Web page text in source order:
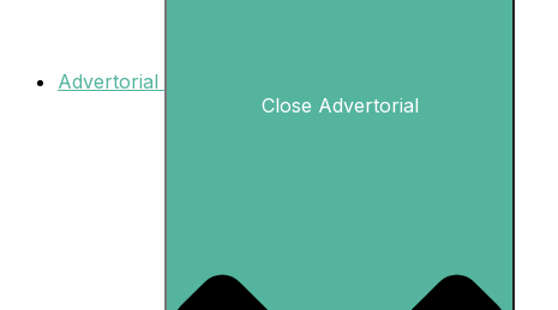
Advertorial
Close Advertorial